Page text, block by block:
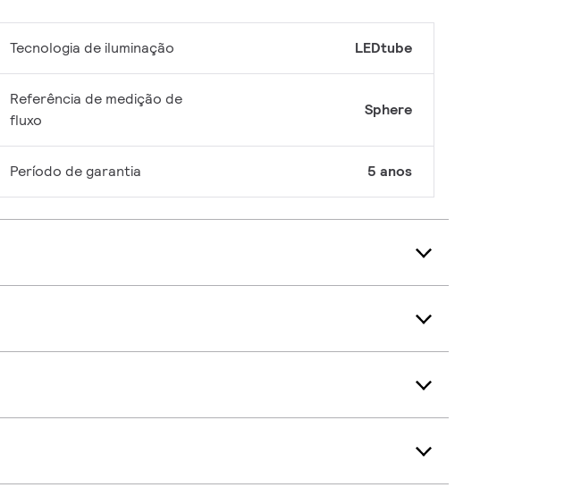
Tecnologia de iluminação LEDtube
Referência de medição de
fluxo
Sphere
Período de garantia 5 anos